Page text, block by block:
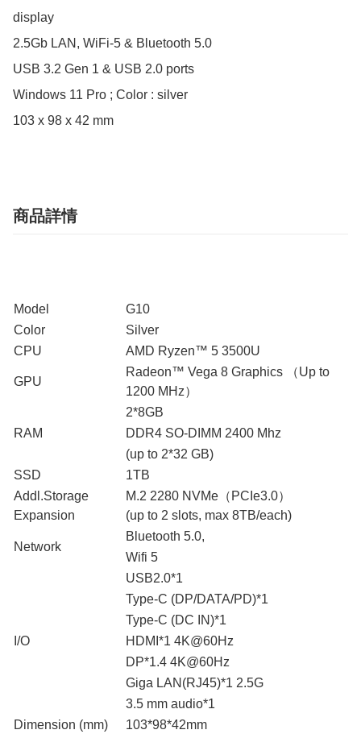
display
2.5Gb LAN, WiFi-5 & Bluetooth 5.0
USB 3.2 Gen 1 & USB 2.0 ports
Windows 11 Pro ; Color : silver
103 x 98 x 42 mm
商品詳情
Model
G10
Color
Silver
CPU
AMD Ryzen™ 5 3500U
GPU
Radeon™ Vega 8 Graphics （Up to
1200 MHz）
RAM
2*8GB
DDR4 SO-DIMM 2400 Mhz
(up to 2*32 GB)
SSD
1TB
Addl.Storage
Expansion
M.2 2280 NVMe（PCIe3.0）
(up to 2 slots, max 8TB/each)
Network
Bluetooth 5.0,
Wifi 5
I/O
USB2.0*1
Type-C (DP/DATA/PD)*1
Type-C (DC IN)*1
HDMI*1 4K@60Hz
DP*1.4 4K@60Hz
Giga LAN(RJ45)*1 2.5G
3.5 mm audio*1
Dimension (mm)
103*98*42mm